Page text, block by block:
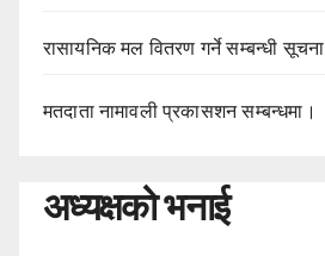
रासायनिक मल वितरण गर्ने सम्बन्धी सूचना
मतदाता नामावली प्रकासशन सम्बन्धमा।
अध्यक्षको भनाई